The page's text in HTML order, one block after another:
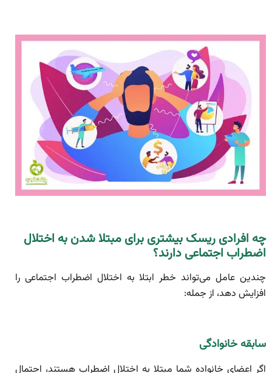
چه افرادی ریسک بیشتری برای مبتلا شدن به اختلال
اضطراب اجتماعی دارند؟
چندین عامل می‌تواند خطر ابتلا به اختلال اضطراب اجتماعی را
افزایش دهد، از جمله:
سابقه خانوادگی
اگر اعضای خانواده شما مبتلا به اختلال اضطراب هستند، احتمال